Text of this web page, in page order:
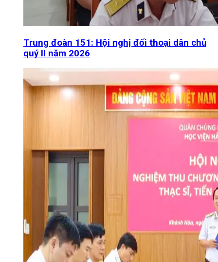
Trung đoàn 151: Hội nghị đối thoại dân chủ
quý II năm 2026